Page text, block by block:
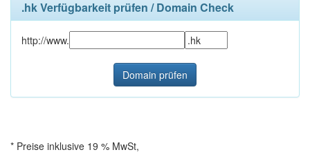
.hk Verfügbarkeit prüfen / Domain Check
http://www.
* Preise inklusive 19 % MwSt,